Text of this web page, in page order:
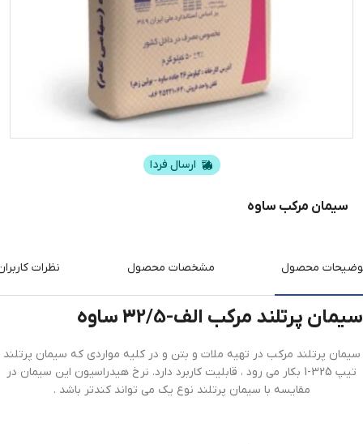
ارسال فردا
سیمان مرکب ساوه
محصول مشخصات محصول نظرات
سیمان پرتلند مرکب الف-32/5 ساوه
سیمان پرتلند مرکب در تهیه ملات و بتن و در کلیه مواردی که سیمان پرتلند
تیپ 325-1 بکار می رود ، قابلیت کاربرد دارد. نرخ هیدراسیون این سیمان در
مقایسه با سیمان پرتلند نوع یک می تواند کندتر باشد .